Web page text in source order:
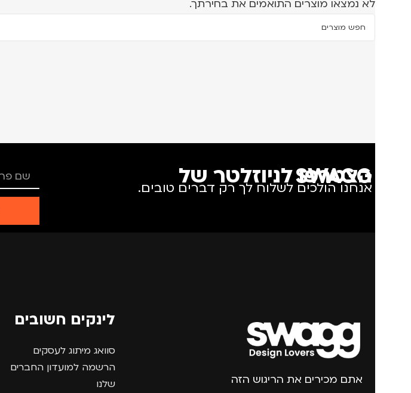
לא נמצאו מוצרים התואמים את בחירתך.
הצטרפו לניוזלטר של SWAGG
אנחנו הולכים לשלוח לך רק דברים טובים.
אתם מכירים את הריגוש הזה
לינקים חשובים
סוואג מיתוג לעסקים
הרשמה למועדון החברים
שלנו